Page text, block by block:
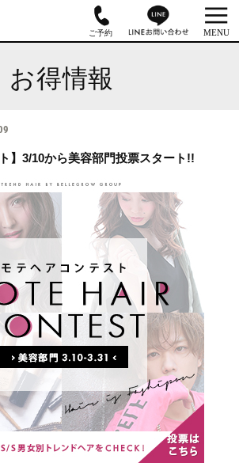
お得情報
】3/10から美容部門投票スタート!!